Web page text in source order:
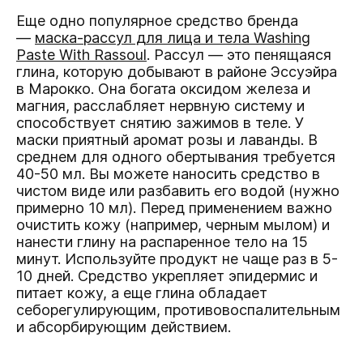
Еще одно популярное средство бренда
— маска-рассул для лица и тела Washing
Paste With Rassoul. Рассул — это пенящаяся
глина, которую добывают в районе Эссуэйра
в Марокко. Она богата оксидом железа и
магния, расслабляет нервную систему и
способствует снятию зажимов в теле. У
маски приятный аромат розы и лаванды. В
среднем для одного обертывания требуется
40-50 мл. Вы можете наносить средство в
чистом виде или разбавить его водой (нужно
примерно 10 мл). Перед применением важно
очистить кожу (например, черным мылом) и
нанести глину на распаренное тело на 15
минут. Используйте продукт не чаще раз в 5-
10 дней. Средство укрепляет эпидермис и
питает кожу, а еще глина обладает
себорегулирующим, противовоспалительным
и абсорбирующим действием.